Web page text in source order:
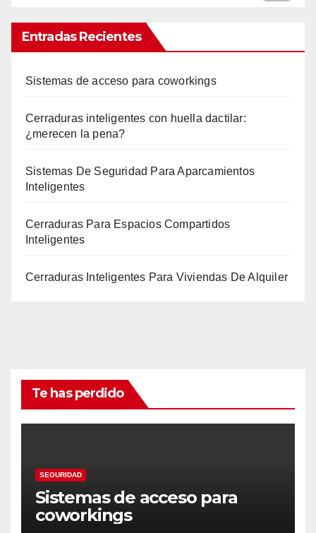
Entradas Recientes
Sistemas de acceso para coworkings
Cerraduras inteligentes con huella dactilar:
¿merecen la pena?
Sistemas De Seguridad Para Aparcamientos
Inteligentes
Cerraduras Para Espacios Compartidos
Inteligentes
Cerraduras Inteligentes Para Viviendas De Alquiler
Te has perdido
SEGURIDAD
Sistemas de acceso para
coworkings